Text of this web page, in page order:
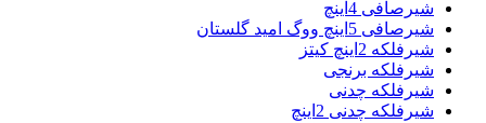
شیرصافی 4اینچ
شیرصافی 5اینچ ووگ امید گلستان
شیرفلکه 2اینچ کیتز
شیرفلکه برنجی
شیرفلکه چدنی
شیرفلکه چدنی 2اینچ